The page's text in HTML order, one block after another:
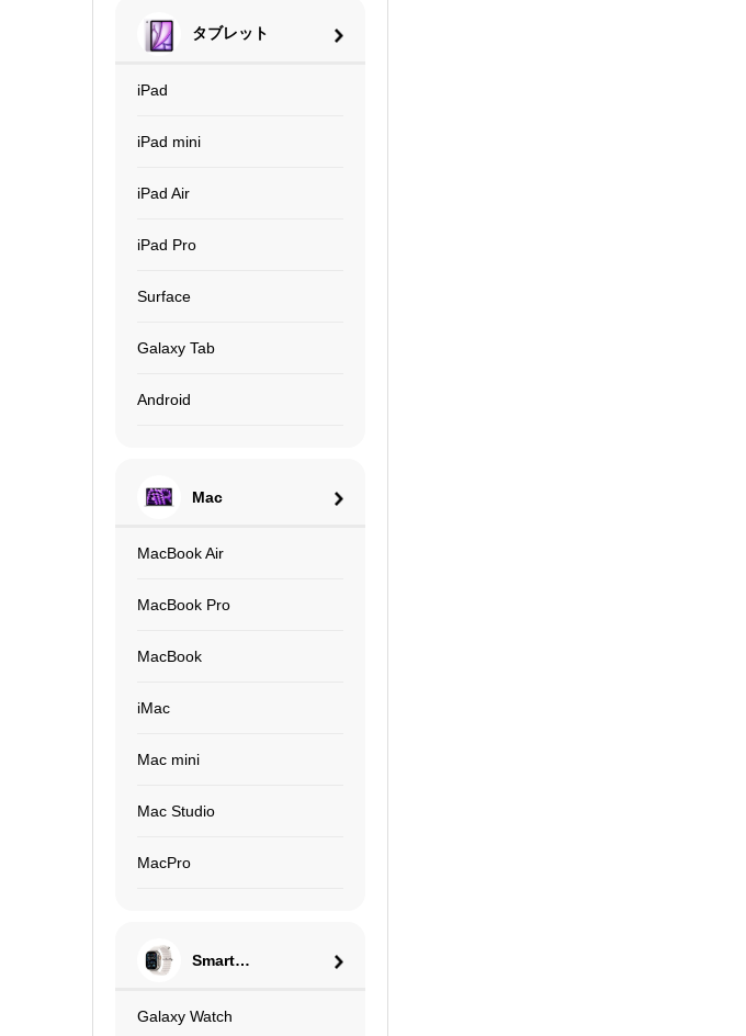
タブレット
iPad
iPad mini
iPad Air
iPad Pro
Surface
Galaxy Tab
Android
Mac
MacBook Air
MacBook Pro
MacBook
iMac
Mac mini
Mac Studio
MacPro
Smart
Galaxy Watch